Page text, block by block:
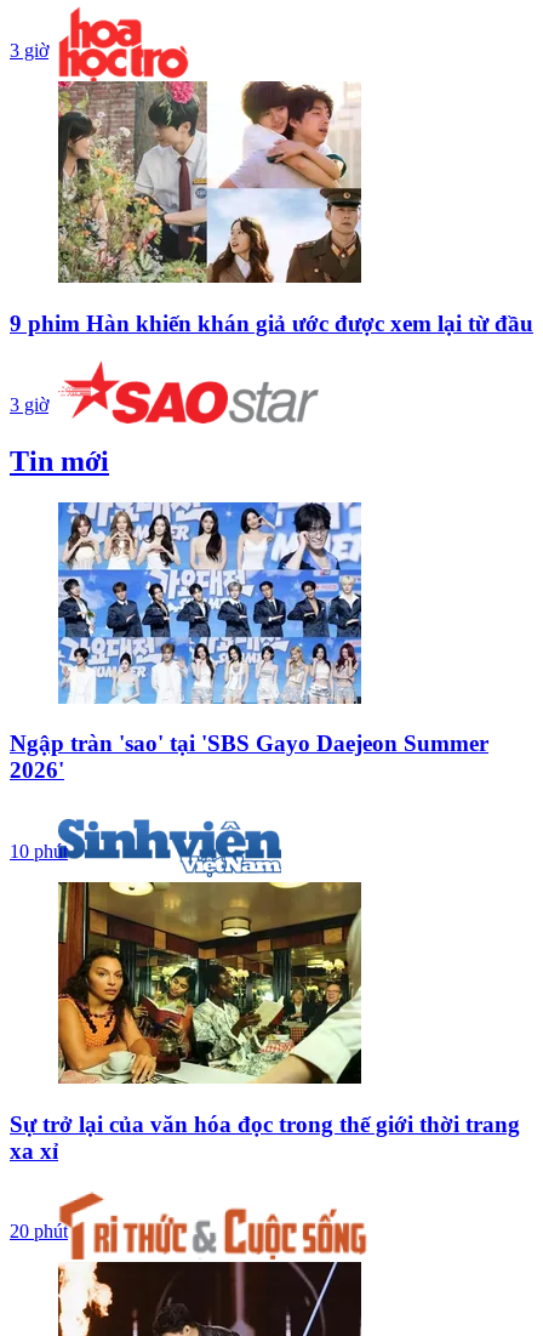
3 giờ
9 phim Hàn khiến khán giả ước được xem lại từ đầu
3 giờ
Tin mới
Ngập tràn 'sao' tại 'SBS Gayo Daejeon Summer
2026'
10 phút
Sự trở lại của văn hóa đọc trong thế giới thời trang
xa xỉ
20 phút